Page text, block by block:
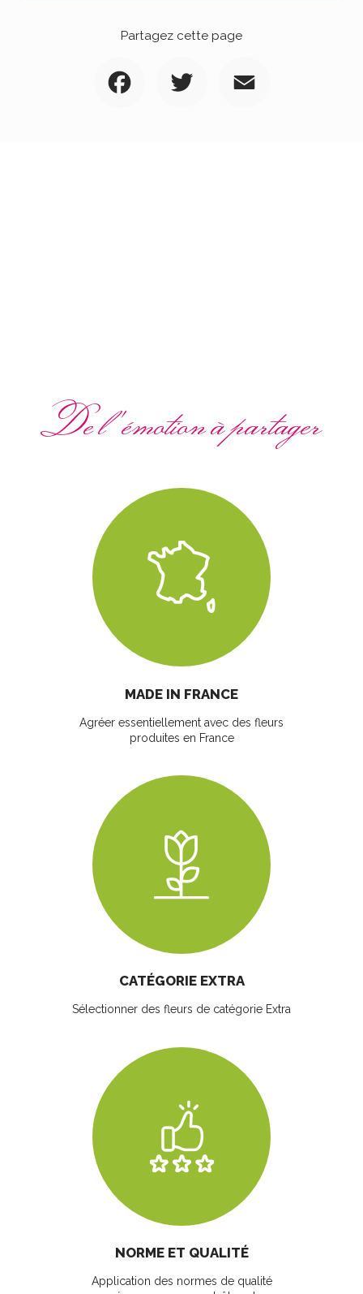
Partagez cette page
De l'émotion à partager
MADE IN FRANCE
Agréer essentiellement avec des fleurs
produites en France
CATÉGORIE EXTRA
Sélectionner des fleurs de catégorie Extra
NORME ET QUALITÉ
Application des normes de qualité